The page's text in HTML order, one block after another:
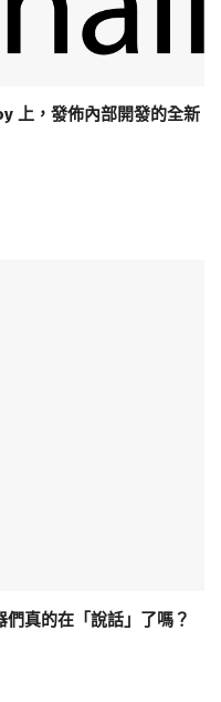
上，發佈內部開發的全新
真的在「說話」了嗎？